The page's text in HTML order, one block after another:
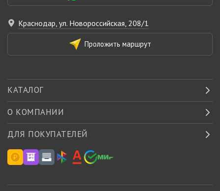
Краснодар, ул. Новороссийская, 208/1
Проложить маршрут
КАТАЛОГ
О КОМПАНИИ
ДЛЯ ПОКУПАТЕЛЕЙ